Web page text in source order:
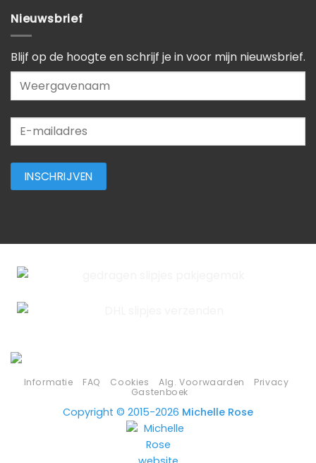
Nieuwsbrief
Blijf op de hoogte en schrijf je in voor mijn nieuwsbrief.
Informatie FAQ Cookies Alg. Voorwaarden
Privacy
Gastenboek
Copyright © 2015-2026 Michelle Rose